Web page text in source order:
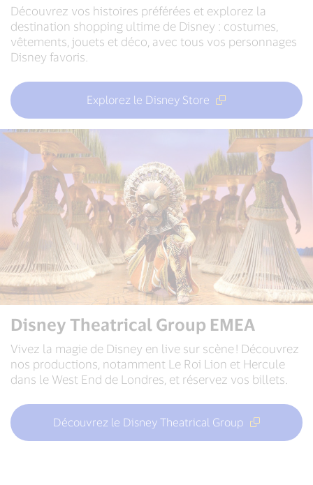
Découvrez vos histoires préférées et explorez la
destination shopping ultime de Disney : costumes,
vêtements, jouets et déco, avec tous vos personnages
Disney favoris.
Explorez le Disney Store
Disney Theatrical Group EMEA
Vivez la magie de Disney en live sur scène ! Découvrez
nos productions, notamment Le Roi Lion et Hercule
dans le West End de Londres, et réservez vos billets.
Découvrez le Disney Theatrical Group